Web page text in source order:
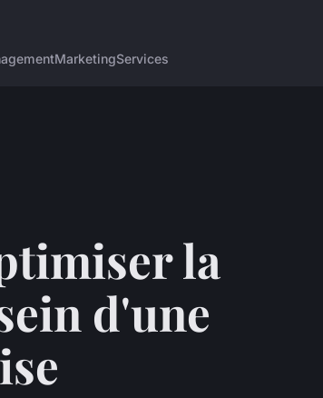
MarketingServices
la
d'une